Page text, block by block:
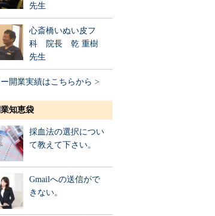
先生
心斎橋いぬい皮フ
科 院長 乾 重樹
先生
ー開業実績はこちらから >
知恵袋
採血法の選択につい
て教えて下さい。
Gmailへの送信がで
きない。